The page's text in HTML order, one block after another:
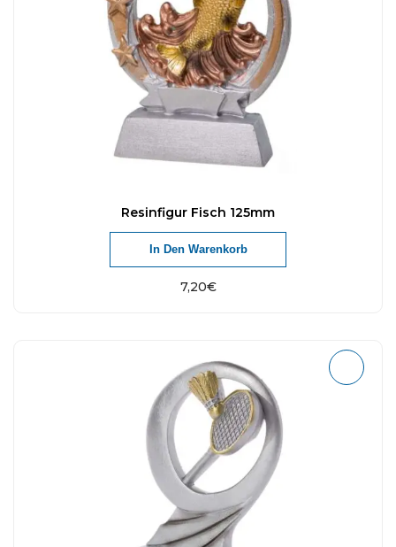
Resinfigur Fisch 125mm
7,20€
In Den Warenkorb